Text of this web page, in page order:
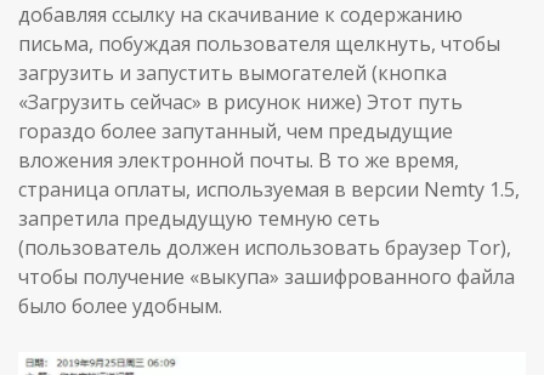
добавляя ссылку на скачивание к содержанию
письма, побуждая пользователя щелкнуть, чтобы
загрузить и запустить вымогателей (кнопка
«Загрузить сейчас» в рисунок ниже) Этот путь
гораздо более запутанный, чем предыдущие
вложения электронной почты. В то же время,
страница оплаты, используемая в версии Nemty 1.5,
запретила предыдущую темную сеть
(пользователь должен использовать браузер Tor),
чтобы получение «выкупа» зашифрованного файла
было более удобным.